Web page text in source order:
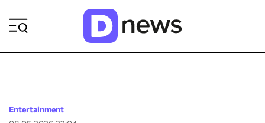
Entertainment